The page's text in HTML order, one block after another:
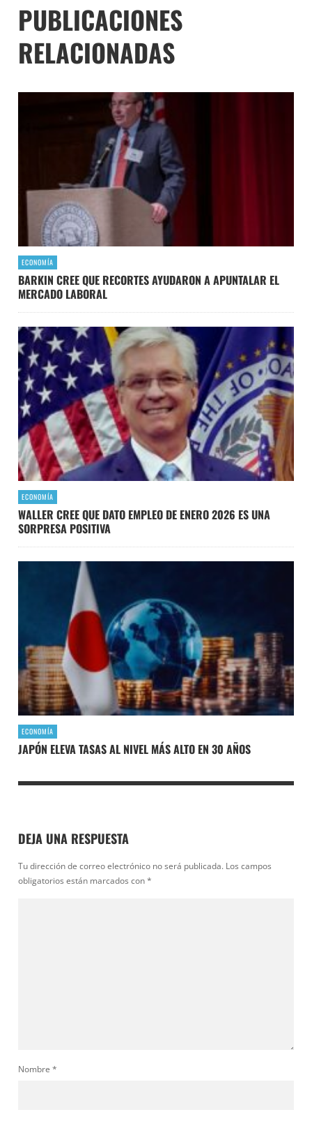
PUBLICACIONES
RELACIONADAS
ECONOMÍA
BARKIN CREE QUE RECORTES AYUDARON A APUNTALAR EL
MERCADO LABORAL
ECONOMÍA
WALLER CREE QUE DATO EMPLEO DE ENERO 2026 ES UNA
SORPRESA POSITIVA
ECONOMÍA
JAPÓN ELEVA TASAS AL NIVEL MÁS ALTO EN 30 AÑOS
DEJA UNA RESPUESTA
Tu dirección de correo electrónico no será publicada. Los campos
obligatorios están marcados con*
Nombre *